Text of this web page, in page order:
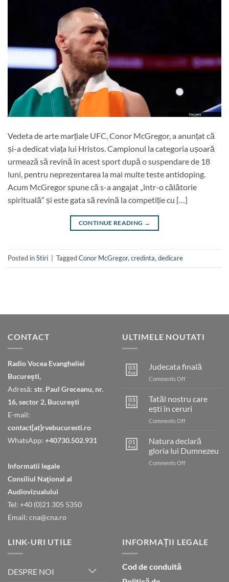
Vedeta de arte marțiale UFC, Conor McGregor, a anunțat că
și-a dedicat viața lui Hristos. Campionul la categoria ușoară
urmează să revină în acest sport după o suspendare de 18
luni, pentru neprezentarea la mai multe teste antidoping.
Acum McGregor spune că s-a angajat „într-o călătorie
spirituală” și este gata să revină la competiție cu […]
CONTINUE READING →
Posted inStiri TaggedConor McGregor,credinta,dedicare
CONTACT
Radio Vocea Evangheliei
București,
Adresă: str. Paul Greceanu, nr.
16, sector 2, București
E-mail:
contact[at]rvebucuresti.ro
WhatsApp: +40730.502.931
Informatii legale
Consiliul Naţional al
Audiovizualului
Tel: +40 (0)21 305 5350
Email: cna@cna.ro
ULTIMELE NOUTATI
03
Aug
Judecata finală
Comments Offon
03
Aug
Tatăl nostru care
ești în ceruri
Comments Offon
nostru
ești
în
01
Aug
Natura declară
gloria lui Dumnezeu
Comments Offon
LINK-URI UTILE
DESPRE NOI
INFORMAȚII LEGALE
Cod de conduită